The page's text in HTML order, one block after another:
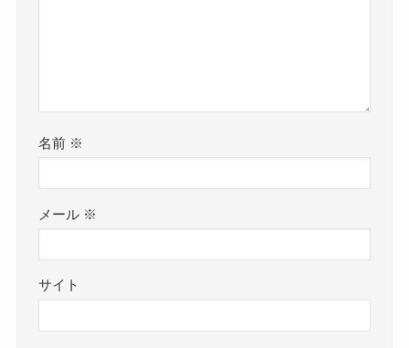
名前 ※
メール ※
サイト